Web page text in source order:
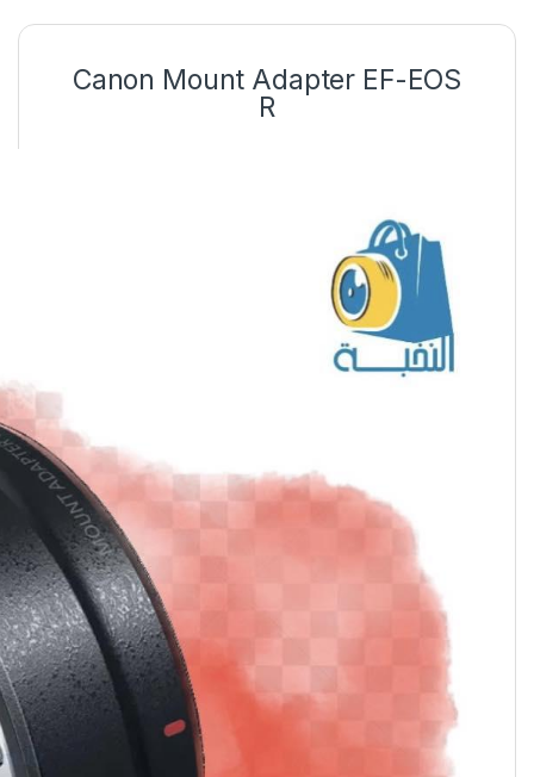
Canon Mount Adapter EF-EOS
R